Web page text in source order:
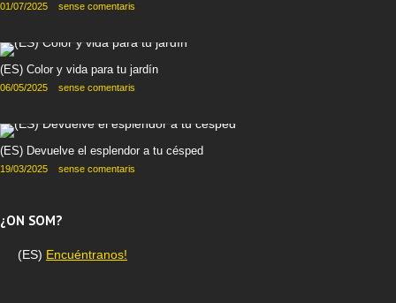
01/07/2025 sense comentaris
(ES) Color y vida para tu jardín
06/05/2025 sense comentaris
(ES) Devuelve el esplendor a tu césped
19/03/2025 sense comentaris
¿ON SOM?
(ES) Encuéntranos!